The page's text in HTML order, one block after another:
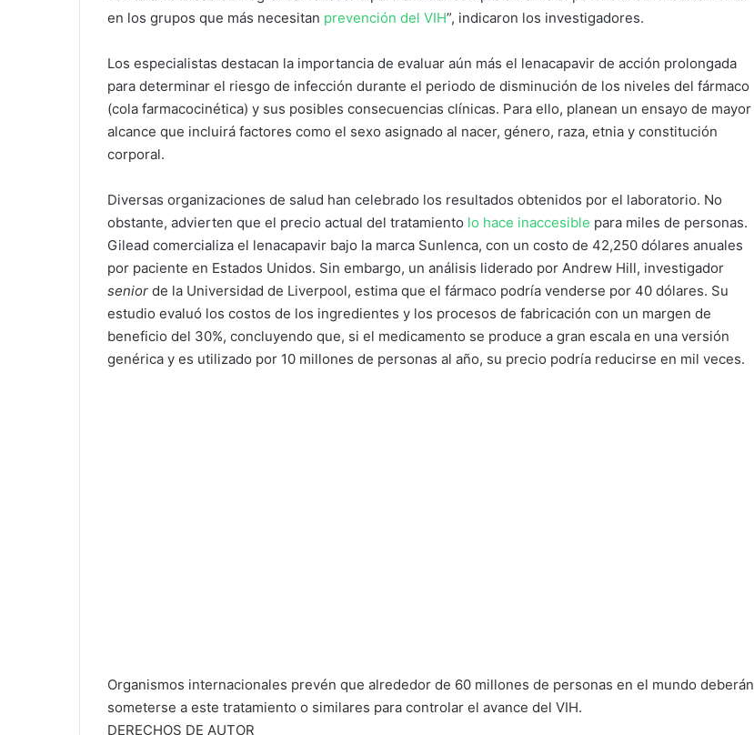
en los grupos que más necesitan prevención del VIH”, indicaron los investigadores.
Los especialistas destacan la importancia de evaluar aún más el lenacapavir de acción prolongada
para determinar el riesgo de infección durante el periodo de disminución de los niveles del fármaco
(cola farmacocinética) y sus posibles consecuencias clínicas. Para ello, planean un ensayo de mayor
alcance que incluirá factores como el sexo asignado al nacer, género, raza, etnia y constitución
corporal.
Diversas organizaciones de salud han celebrado los resultados obtenidos por el laboratorio. No
obstante, advierten que el precio actual del tratamiento lo hace inaccesible para miles de personas.
Gilead comercializa el lenacapavir bajo la marca Sunlenca, con un costo de 42,250 dólares anuales
por paciente en Estados Unidos. Sin embargo, un análisis liderado por Andrew Hill, investigador
senior de la Universidad de Liverpool, estima que el fármaco podría venderse por 40 dólares. Su
estudio evaluó los costos de los ingredientes y los procesos de fabricación con un margen de
beneficio del 30%, concluyendo que, si el medicamento se produce a gran escala en una versión
genérica y es utilizado por 10 millones de personas al año, su precio podría reducirse en mil veces.
Organismos internacionales prevén que alrededor de 60 millones de personas en el mundo deberán
someterse a este tratamiento o similares para controlar el avance del VIH.
DERECHOS DE AUTOR